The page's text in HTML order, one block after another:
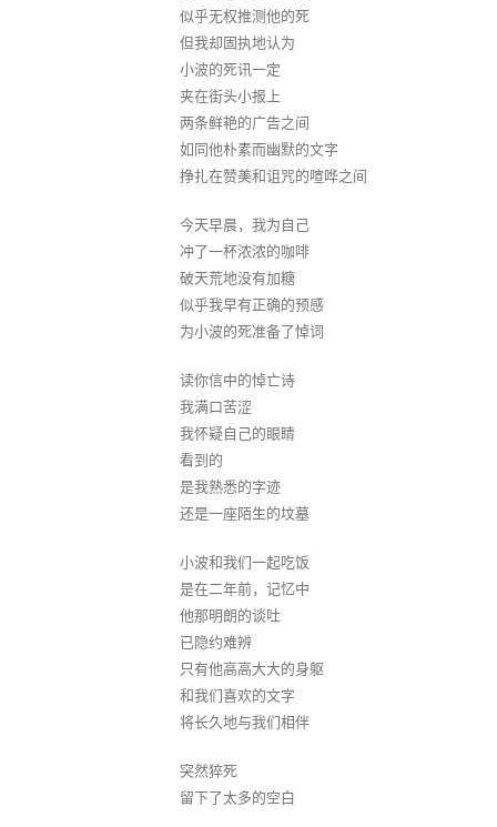
似乎无权推测他的死
但我却固执地认为
小波的死讯一定
夹在街头小报上
两条鲜艳的广告之间
如同他朴素而幽默的文字
挣扎在赞美和诅咒的喧哗之间
今天早晨，我为自己
冲了一杯浓浓的咖啡
破天荒地没有加糖
似乎我早有正确的预感
为小波的死准备了悼词
读你信中的悼亡诗
我满口苦涩
我怀疑自己的眼睛
看到的
是我熟悉的字迹
还是一座陌生的坟墓
小波和我们一起吃饭
是在二年前，记忆中
他那明朗的谈吐
已隐约难辨
只有他高高大大的身躯
和我们喜欢的文字
将长久地与我们相伴
突然猝死
留下了太多的空白